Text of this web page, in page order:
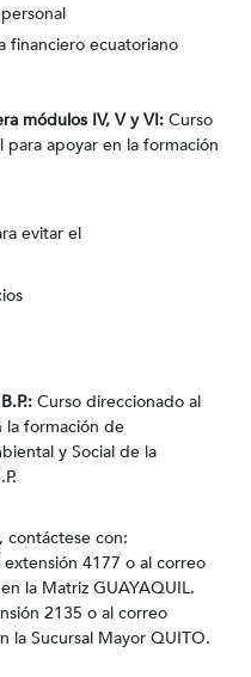
financiero ecuatoriano
módulos IV, V y VI: Curso
apoyar en la formación
evitar el
Curso direccionado al
la formación de
y Social de la
contáctese con:
4177 o al correo
en la Matriz GUAYAQUIL.
2135 o al correo
la Sucursal Mayor QUITO.